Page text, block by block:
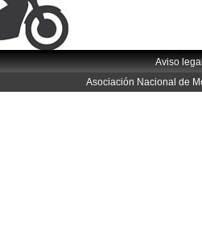
Aviso
Asociación Nacional de